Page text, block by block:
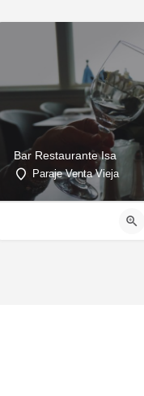
Bar Restaurante Isa
Paraje Venta Vieja